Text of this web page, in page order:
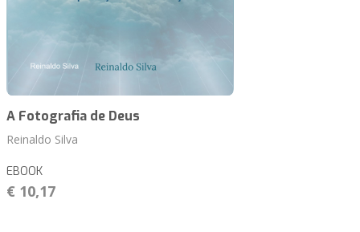
A Fotografia de Deus
Reinaldo Silva
EBOOK
€ 10,17